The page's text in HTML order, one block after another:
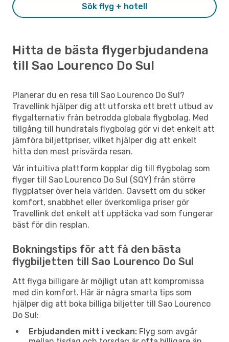
Sök flyg + hotell
Hitta de bästa flygerbjudandena
till Sao Lourenco Do Sul
Planerar du en resa till Sao Lourenco Do Sul?
Travellink hjälper dig att utforska ett brett utbud av
flygalternativ från betrodda globala flygbolag. Med
tillgång till hundratals flygbolag gör vi det enkelt att
jämföra biljettpriser, vilket hjälper dig att enkelt
hitta den mest prisvärda resan.
Vår intuitiva plattform kopplar dig till flygbolag som
flyger till Sao Lourenco Do Sul (SQY) från större
flygplatser över hela världen. Oavsett om du söker
komfort, snabbhet eller överkomliga priser gör
Travellink det enkelt att upptäcka vad som fungerar
bäst för din resplan.
Bokningstips för att få den bästa
flygbiljetten till Sao Lourenco Do Sul
Att flyga billigare är möjligt utan att kompromissa
med din komfort. Här är några smarta tips som
hjälper dig att boka billiga biljetter till Sao Lourenco
Do Sul:
Erbjudanden mitt i veckan: Flyg som avgår